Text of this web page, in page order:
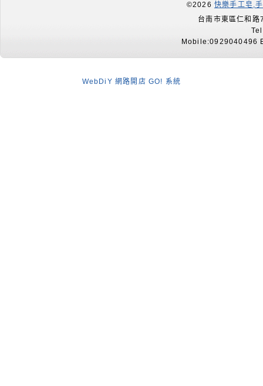
©2026 快樂手工皂,
台南市東區仁和
Mobile:0929040496
WebDiY 網路開店 GO! 系統